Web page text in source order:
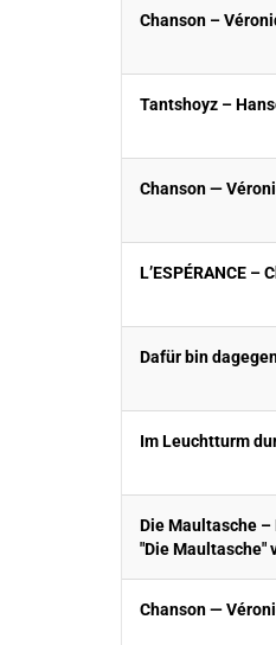
Chanson –
Tantshoyz –
Chanson —
L’ESPÉRANCE
Dafür bin
Im Leuchtturm
Die Maultasche
"Die Maultasche"
Chanson —